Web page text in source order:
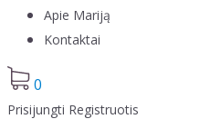
Apie Mariją
Kontaktai
0
Prisijungti Registruotis